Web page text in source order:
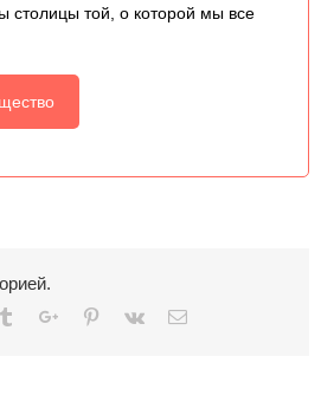
столицы той, о которой мы все
TumblrGoogle+Pinterest
Vk Email